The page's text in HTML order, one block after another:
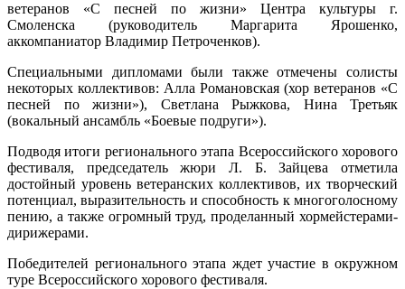
ветеранов «С песней по жизни» Центра культуры г.
Смоленска (руководитель Маргарита Ярошенко,
аккомпаниатор Владимир Петроченков).
Специальными дипломами были также отмечены солисты
некоторых коллективов: Алла Романовская (хор ветеранов «С
песней по жизни»), Светлана Рыжкова, Нина Третьяк
(вокальный ансамбль «Боевые подруги»).
Подводя итоги регионального этапа Всероссийского хорового
фестиваля, председатель жюри Л. Б. Зайцева отметила
достойный уровень ветеранских коллективов, их творческий
потенциал, выразительность и способность к многоголосному
пению, а также огромный труд, проделанный хормейстерами-
дирижерами.
Победителей регионального этапа ждет участие в окружном
туре Всероссийского хорового фестиваля.